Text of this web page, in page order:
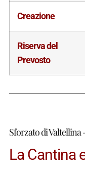
Creazione
Riserva del
Prevosto
Sforzato di Valtellina
La Cantina